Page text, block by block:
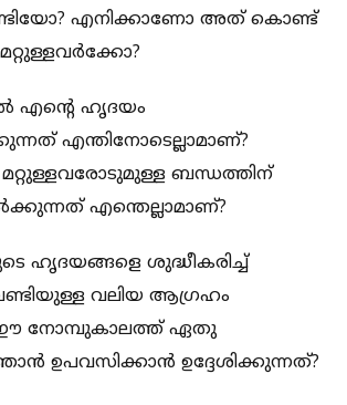
എനിക്കാണോ അത് കൊണ്ട്
എന്റെ ഹൃദയം
എന്തിനോടെല്ലാമാണ്?
ബന്ധത്തിന്
എന്തെല്ലാമാണ്?
ഹൃദയങ്ങളെ ശുദ്ധീകരിച്ച്
വലിയ ആഗ്രഹം
നോമ്പുകാലത്ത് ഏതു
ഉപവസിക്കാന്‍ ഉദ്ദേശിക്കുന്നത്?